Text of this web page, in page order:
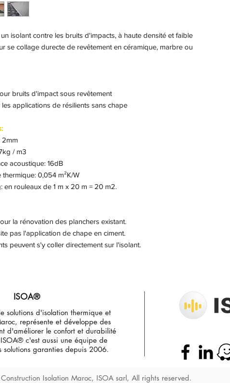
isolant contre les bruits d'impacts, à haute densité et faible
se collage durecte de revêtement en céramique, marbre ou
bruits d'impact sous revêtement
applications de résilients sans chape
2mm
/ m3
acoustique: 16dB
thermique: 0,054 m²K/W
en rouleaux de 1 m x 20 m = 20 m2.
la rénovation des planchers existant.
pas l'application de chape en ciment.
peuvent s'y coller directement sur l'isolant.
ISOA®
solutions d'isolation thermique et
représente et développe des
d'améliorer le confort et durabilité
c'est aussi une équipe de
solutions garanties depuis 2006.
Isolation Maroc, ISOA sarl, All rights reserved.